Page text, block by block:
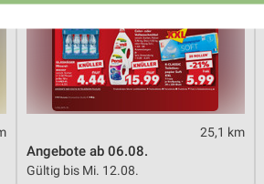
25,1 km
Angebote ab 06.08.
Gültig bis Mi. 12.08.
Inhalten
Inhalte